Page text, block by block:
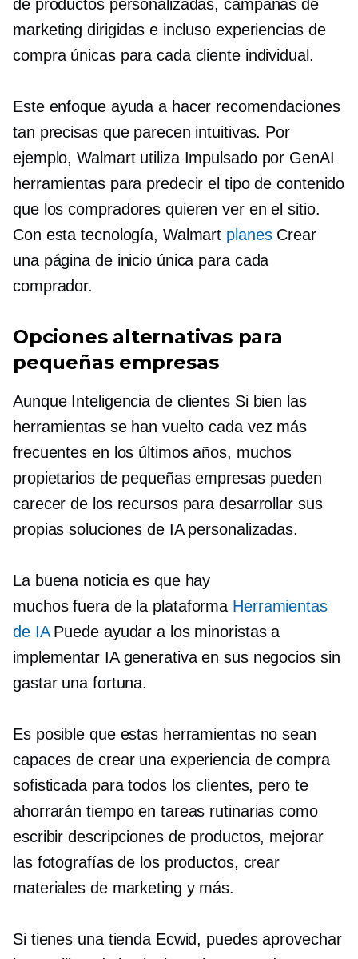
de productos personalizadas, campañas de
marketing dirigidas e incluso experiencias de
compra únicas para cada cliente individual.
Este enfoque ayuda a hacer recomendaciones
tan precisas que parecen intuitivas. Por
ejemplo, Walmart utiliza Impulsado por GenAI
herramientas para predecir el tipo de contenido
que los compradores quieren ver en el sitio.
Con esta tecnología, Walmart planesCrear
una página de inicio única para cada
comprador.
Opciones alternativas para
pequeñas empresas
Aunque Inteligencia de clientes Si bien las
herramientas se han vuelto cada vez más
frecuentes en los últimos años, muchos
propietarios de pequeñas empresas pueden
carecer de los recursos para desarrollar sus
propias soluciones de IA personalizadas.
La buena noticia es que hay
muchosfuera de la plataforma Herramientas
de IAPuede ayudar a los minoristas a
implementar IA generativa en sus negocios sin
gastar una fortuna.
Es posible que estas herramientas no sean
capaces de crear una experiencia de compra
sofisticada para todos los clientes, pero te
ahorrarán tiempo en tareas rutinarias como
escribir descripciones de productos, mejorar
las fotografías de los productos, crear
materiales de marketing y más.
Si tienes una tienda Ecwid, puedes aprovechar